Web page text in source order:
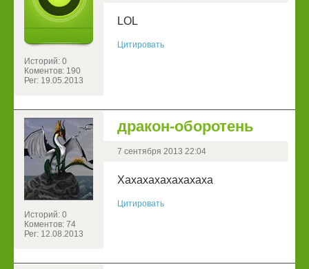
Историй: 0
Коментов: 190
Рег: 19.05.2013
LOL
Цитировать
Историй: 0
Коментов: 74
Рег: 12.08.2013
дракон-оборотень
7 сентября 2013 22:04
Хахахахахахахаха
Цитировать